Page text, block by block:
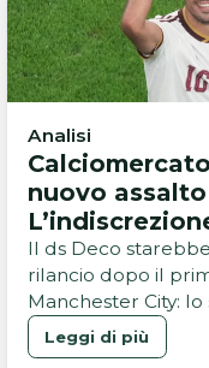
Analisi
nuovo
del calciatore”
Il ds Deco
rilancio dopo il
Manchester City:
avrebbe già
volontà di vestire la
Leggi di più